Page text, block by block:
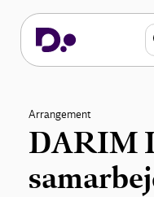
Arrangement
DARIM